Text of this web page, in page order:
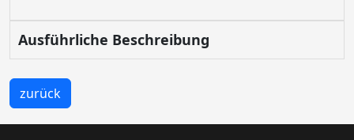
Ausführliche Beschreibung
zurück